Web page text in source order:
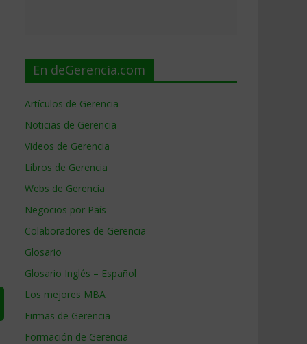
En deGerencia.com
Artículos de Gerencia
Noticias de Gerencia
Videos de Gerencia
Libros de Gerencia
Webs de Gerencia
Negocios por País
Colaboradores de Gerencia
Glosario
Glosario Inglés – Español
Los mejores MBA
Firmas de Gerencia
Formación de Gerencia